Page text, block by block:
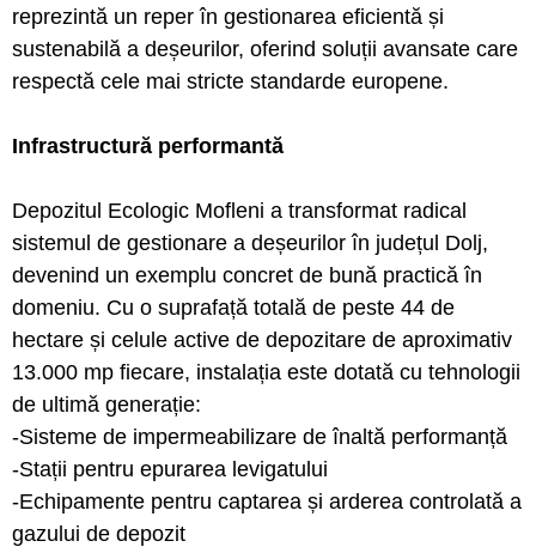
reprezintă un reper în gestionarea eficientă și
sustenabilă a deșeurilor, oferind soluții avansate care
respectă cele mai stricte standarde europene.
Infrastructură performantă
Depozitul Ecologic Mofleni a transformat radical
sistemul de gestionare a deșeurilor în județul Dolj,
devenind un exemplu concret de bună practică în
domeniu. Cu o suprafață totală de peste 44 de
hectare și celule active de depozitare de aproximativ
13.000 mp fiecare, instalația este dotată cu tehnologii
de ultimă generație:
-Sisteme de impermeabilizare de înaltă performanță
-Stații pentru epurarea levigatului
-Echipamente pentru captarea și arderea controlată a
gazului de depozit